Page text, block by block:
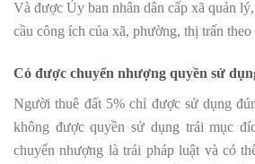
Và được Ủy ban nhân dân cấp xã quản
cầu công ích của xã, phường, thị trấn
Có được chuyển nhượng quyền sử
Người thuê đất 5% chỉ được sử dụng
không được quyền sử dụng trái mục
chuyển nhượng là trái pháp luật và có